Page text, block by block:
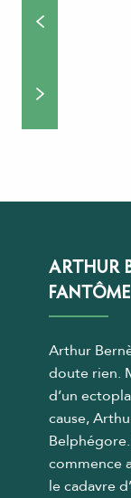
ARTHUR
FANTÔME
Arthur
doute rien.
d’un
cause,
commence
le cadavre